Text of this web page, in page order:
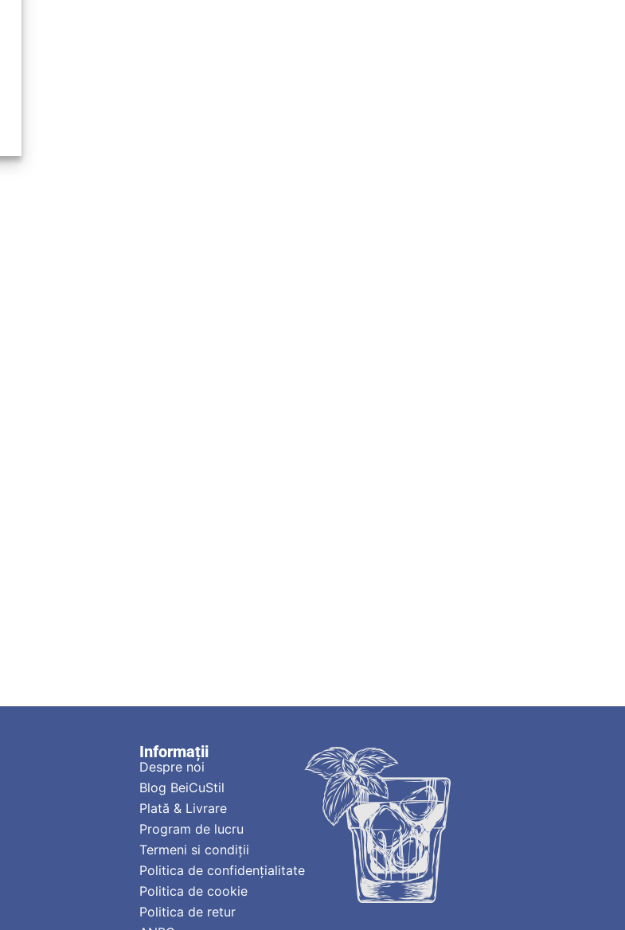
Informații
Despre noi
Blog BeiCuStil
Plată & Livrare
Program de lucru
Termeni si condiții
Politica de confidențialitate
Politica de cookie
Politica de retur